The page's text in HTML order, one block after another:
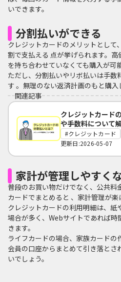
いできます。
分割払いができる
クレジットカードのメリットとして
割で支払える 点が挙げられます。
を持ち合わせていなくても購入が可
ただし、分割払いやリボ払いは手数
す 。無理のない返済計画のもと購入
関連記事
クレジットカード
や手数料について
クレジットカード
更新日:2026-05-07
家計が管理しやすく
普段のお買い物だけでなく、公共料
カードでまとめると 、家計管理が楽
クレジットカードの利用明細は、紙
場合が多く、Webサイトであれば時
きます。
ライフカードの場合、家族カードの
会員の口座からまとめて引き落とさ
いでしょう。